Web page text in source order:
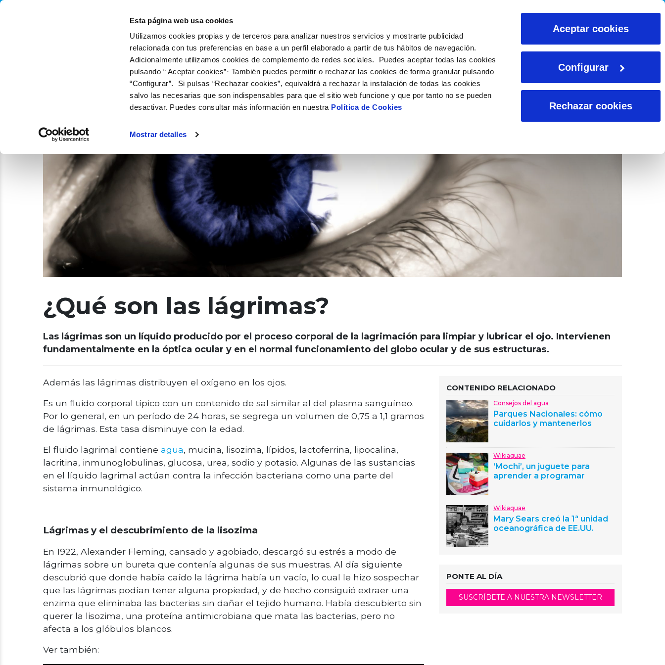
Esta página web usa cookies
Utilizamos cookies propias y de terceros para analizar nuestros servicios y mostrarte publicidad
relacionada con tus preferencias en base a un perfil elaborado a partir de tus hábitos de navegación.
Adicionalmente utilizamos cookies de complemento de redes sociales. Puedes aceptar todas las cookies
pulsando “ Aceptar cookies”· También puedes permitir o rechazar las cookies de forma granular pulsando
“Configurar”. Si pulsas “Rechazar cookies”, equivaldrá a rechazar la instalación de todas las cookies
salvo las necesarias que son indispensables para que el sitio web funcione y que por tanto no se pueden
desactivar. Puedes consultar más información en nuestra Política de Cookies
Mostrar detalles
Aceptar cookies
Configurar
Rechazar cookies
QUIÉNES SOMOS QUÉ HACEMOS
¿Qué son las lágrimas?
Las lágrimas son un líquido producido por el proceso corporal de la lagrimación para limpiar y lubricar el ojo. Intervienen
fundamentalmente en la óptica ocular y en el normal funcionamiento del globo ocular y de sus estructuras.
Además las lágrimas distribuyen el oxígeno en los ojos.
Es un fluido corporal típico con un contenido de sal similar al del plasma sanguíneo.
Por lo general, en un período de 24 horas, se segrega un volumen de 0,75 a 1,1 gramos
de lágrimas. Esta tasa disminuye con la edad.
El fluido lagrimal contiene agua, mucina, lisozima, lípidos, lactoferrina, lipocalina,
lacritina, inmunoglobulinas, glucosa, urea, sodio y potasio. Algunas de las sustancias
en el líquido lagrimal actúan contra la infección bacteriana como una parte del
sistema inmunológico.
Lágrimas y el descubrimiento de la lisozima
En 1922, Alexander Fleming, cansado y agobiado, descargó su estrés a modo de
lágrimas sobre un bureta que contenía algunas de sus muestras. Al día siguiente
descubrió que donde había caído la lágrima había un vacío, lo cual le hizo sospechar
que las lágrimas podían tener alguna propiedad, y de hecho consiguió extraer una
enzima que eliminaba las bacterias sin dañar el tejido humano. Había descubierto sin
querer la lisozima, una proteína antimicrobiana que mata las bacterias, pero no
afecta a los glóbulos blancos.
Ver también:
CONTENIDO RELACIONADO
Consejos del agua
Parques Nacionales: cómo
cuidarlos y mantenerlos
Wikiaquae
‘Mochi’, un juguete para
aprender a programar
Wikiaquae
Mary Sears creó la 1ª unidad
oceanográfica de EE.UU.
PONTE AL DÍA
SUSCRÍBETE A NUESTRA NEWSLETTER